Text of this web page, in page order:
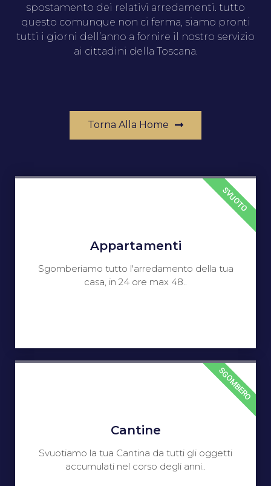
spostamento dei relativi arredamenti. tutto
questo comunque non ci ferma, siamo pronti
tutti i giorni dell’anno a fornire il nostro servizio
ai cittadini della Toscana.
Torna Alla Home
Appartamenti
Sgomberiamo tutto l'arredamento della tua
casa, in 24 ore max 48..
SVUOTO
Cantine
Svuotiamo la tua Cantina da tutti gli oggetti
accumulati nel corso degli anni..
SGOMBERO